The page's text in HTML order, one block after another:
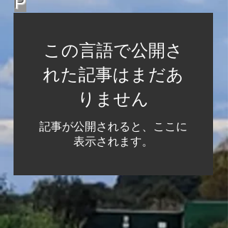
この言語で公開さ
れた記事はまだあ
りません
記事が公開されると、ここに
表示されます。